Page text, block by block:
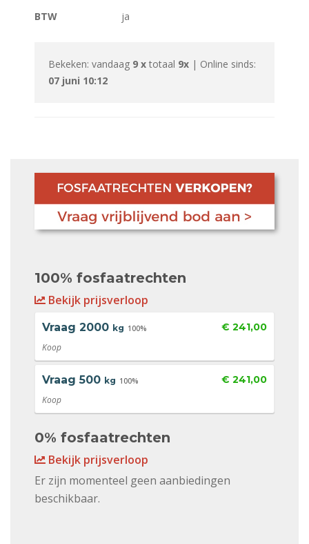
BTW
ja
Bekeken: vandaag 9 x totaal 9x | Online sinds:
07 juni 10:12
100% fosfaatrechten
Bekijk prijsverloop
Vraag 2000 kg 100% € 241,00
Koop
Vraag 500 kg 100% € 241,00
Koop
0% fosfaatrechten
Bekijk prijsverloop
Er zijn momenteel geen aanbiedingen
beschikbaar.